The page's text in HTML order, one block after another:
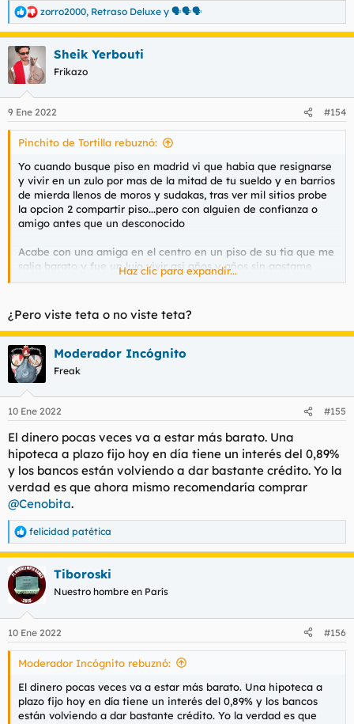
R
e
a
c
c
i
e
s
zorro2000, Retraso Deluxe y 🗣🗣🗣
Sheik Yerbouti
Frikazo
9 Ene 2022 #154
Pinchito de Tortilla rebuznó:
Yo cuando busque piso en madrid vi que habia que resignarse
y vivir en un zulo por mas de la mitad de tu sueldo y en barrios
de mierda llenos de moros y sudakas, tras ver mil sitios probe
la opcion 2 compartir piso...pero con alguien de confianza o
amigo antes que un desconocido
Acabe con una amiga en el centro en un piso de su tia que me
salia barato y fue un lujo vivir asi años y años sin gastame
mucha pasta y teniendo solo a compartir con una persona,
herencia al no tener ella hijos y menudo lujo, solo tuve que
pagar el valor catastral o como se llame eso
Te cambia mucho la vida cuando no pagas hipoteca y tienes
casa ya para los restos, hasta con un sueldo cutre se vive bien
cuando ves que no hay gastos fijos de hipoteca, pero tengo
colegas con 35 mileuristas o menos viviendo en cuchitriles que
dan verguenza que se alquilen eso o viviendo en pisos
compartidos con 4 personas mas que debes hacer cola para ir
a mear y ducharte por las mañanas
Lo de los pisos en madrid va a ser la historia interminable para
muchos
Haz clic para expandir...
¿Pero viste teta o no viste teta?
Moderador Incógnito
Freak
10 Ene 2022 #155
El dinero pocas veces va a estar más barato. Una
hipoteca a plazo fijo hoy en día tiene un interés del 0,89%
y los bancos están volviendo a dar bastante crédito. Yo la
verdad es que ahora mismo recomendaría comprar
@Cenobita.
R
e
a
c
c
i
e
s
felicidad patética
Tiboroski
Nuestro hombre en París
10 Ene 2022 #156
Moderador Incógnito rebuznó:
El dinero pocas veces va a estar más barato. Una hipoteca a
plazo fijo hoy en día tiene un interés del 0,89% y los bancos
están volviendo a dar bastante crédito. Yo la verdad es que